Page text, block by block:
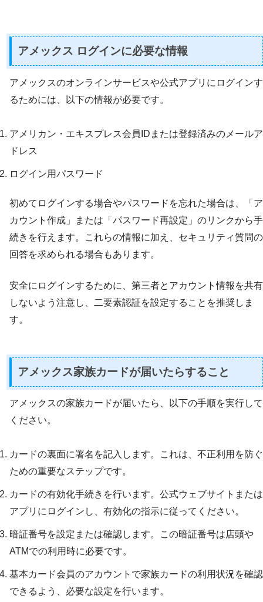
アメックス ログインに必要な情報
アメックスのオンラインサービスや公式アプリにログインす
るためには、以下の情報が必要です。
アメリカン・エキスプレス会員IDまたは登録済みのメールア
ドレス
ログイン用パスワード
初めてログインする場合やパスワードを忘れた場合は、「ア
カウント作成」または「パスワード再設定」のリンクから手
続きを行えます。これらの情報に加え、セキュリティ質問の
回答を求められる場合もあります。
安全にログインするために、第三者とアカウント情報を共有
しないよう注意し、二要素認証を設定することを推奨しま
す。
アメックス家族カードが届いたらすること
アメックスの家族カードが届いたら、以下の手順を実行して
ください。
カードの裏面に署名を記入します。これは、不正利用を防ぐ
ための重要なステップです。
カードの有効化手続きを行います。公式ウェブサイトまたは
アプリにログインし、有効化の指示に従ってください。
暗証番号を設定または確認します。この暗証番号は店頭や
ATMでの利用時に必要です。
基本カード会員のアカウントで家族カードの利用状況を確認
できるよう、必要な設定を行います。